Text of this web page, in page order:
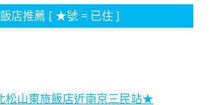
店推薦 [ ★號 = 已住 ]
松山東旅飯店近南京三民站★